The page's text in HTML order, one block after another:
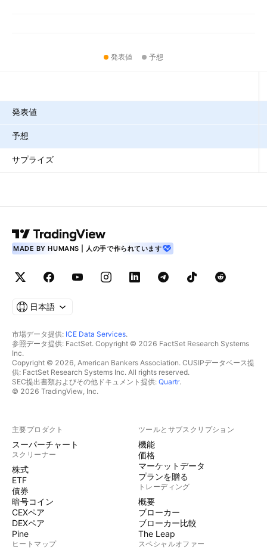
発表値 予想
発表値
予想
サプライズ
MADE BY HUMANS | 人の手で作られています
日本語
市場データ提供: ICE Data Services.
参照データ提供: FactSet. Copyright © 2026 FactSet Research Systems
Inc.
Copyright © 2026, American Bankers Association. CUSIPデータベース提
供: FactSet Research Systems Inc. All rights reserved.
SEC提出書類およびその他ドキュメント提供: Quartr.
© 2026 TradingView, Inc.
主要プロダクト
スーパーチャート
スクリーナー
株式
ETF
債券
暗号コイン
CEXペア
DEXペア
Pine
ヒートマップ
ツールとサブスクリプション
機能
価格
マーケットデータ
プランを贈る
トレーディング
概要
ブローカー
ブローカー比較
The Leap
スペシャルオファー